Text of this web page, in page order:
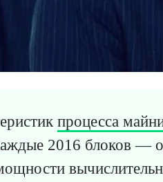
процесса
2016 блоков —